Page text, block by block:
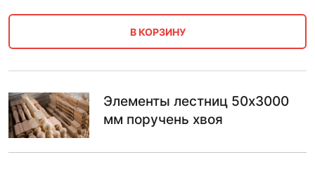
В КОРЗИНУ
Элементы лестниц 50х3000
мм поручень хвоя